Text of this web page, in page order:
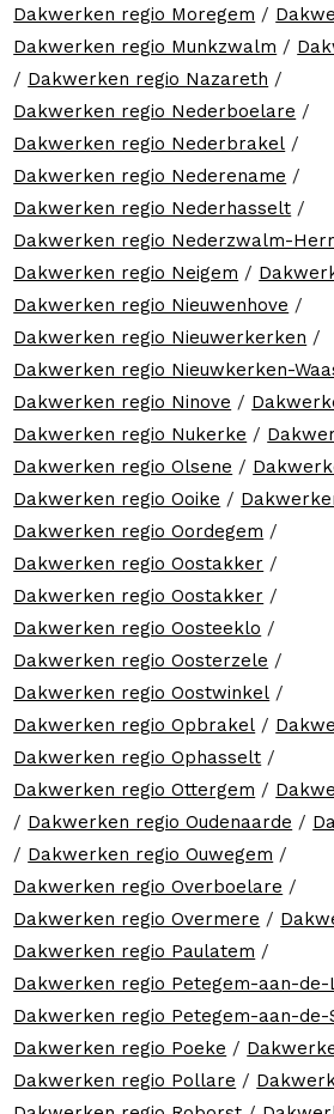
Dakwerken regio Moregem /
Dakwerken regio Munkzwalm /
/ Dakwerken regio Nazareth /
Dakwerken regio Nederboelare /
Dakwerken regio Nederbrakel /
Dakwerken regio Nederename /
Dakwerken regio Nederhasselt /
Dakwerken regio Nederzwalm-
Dakwerken regio Neigem /
Dakwerken regio Nieuwenhove /
Dakwerken regio Nieuwerkerken /
Dakwerken regio Nieuwkerken-
Dakwerken regio Ninove /
Dakwerken regio Nukerke /
Dakwerken regio Olsene /
Dakwerken regio Ooike /
Dakwerken regio Oordegem /
Dakwerken regio Oostakker /
Dakwerken regio Oostakker /
Dakwerken regio Oosteeklo /
Dakwerken regio Oosterzele /
Dakwerken regio Oostwinkel /
Dakwerken regio Opbrakel /
Dakwerken regio Ophasselt /
Dakwerken regio Ottergem /
/ Dakwerken regio Oudenaarde /
/ Dakwerken regio Ouwegem /
Dakwerken regio Overboelare /
Dakwerken regio Overmere /
Dakwerken regio Paulatem /
Dakwerken regio Petegem-aan-de-
Dakwerken regio Petegem-aan-de-
Dakwerken regio Poeke /
Dakwerken regio Pollare /